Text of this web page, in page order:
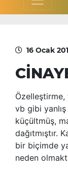
16 Ocak
vb gibi
küçültmüş,
dağıtmıştır.
bir biçimde
neden